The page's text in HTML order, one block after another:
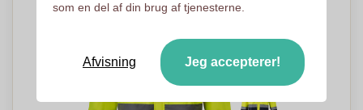
som en del af din brug af tjenesterne.
Afvisning Jeg accepterer!